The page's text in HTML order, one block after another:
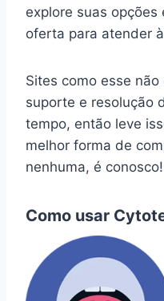
explore suas
oferta para atender
Sites como esse
suporte e resolução
tempo, então leve
melhor forma de
nenhuma, é conosco!
Como usar